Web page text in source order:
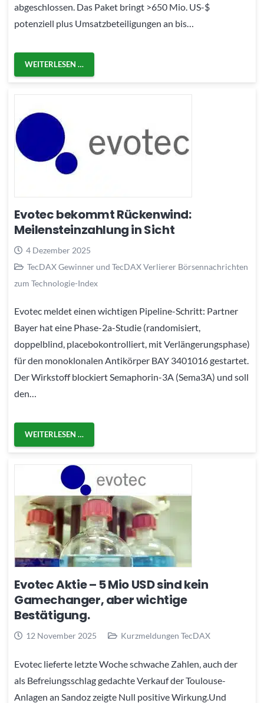
abgeschlossen. Das Paket bringt >650 Mio. US-$
potenziell plus Umsatzbeteiligungen an bis…
WEITERLESEN …
Evotec bekommt Rückenwind:
Meilensteinzahlung in Sicht
4 Dezember 2025
TecDAX Gewinner und TecDAX Verlierer Börsennachrichten
zum Technologie-Index
Evotec meldet einen wichtigen Pipeline-Schritt: Partner
Bayer hat eine Phase-2a-Studie (randomisiert,
doppelblind, placebokontrolliert, mit Verlängerungsphase)
für den monoklonalen Antikörper BAY 3401016 gestartet.
Der Wirkstoff blockiert Semaphorin-3A (Sema3A) und soll
den…
WEITERLESEN …
Evotec Aktie – 5 Mio USD sind kein
Gamechanger, aber wichtige
Bestätigung.
12 November 2025 Kurzmeldungen TecDAX
Evotec lieferte letzte Woche schwache Zahlen, auch der
als Befreiungsschlag gedachte Verkauf der Toulouse-
Anlagen an Sandoz zeigte Null positive Wirkung.Und